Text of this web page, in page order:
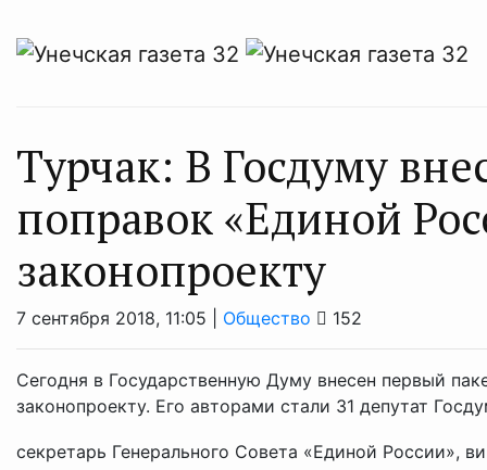
Турчак: В Госдуму
поправок «Единой
законопроекту
7 сентября 2018, 11:05 | Общество 152
Сегодня в Государственную Думу внесен первый
законопроекту. Его авторами стали 31 депутат
секретарь Генерального Совета «Единой России»,